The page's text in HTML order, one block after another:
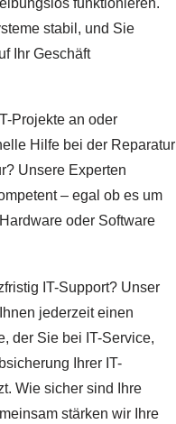
stabil, und Sie
Ihr Geschäft
Projekte an oder
Hilfe bei der Reparatur
Unsere Experten
– egal ob es um
oder Software
IT-Support? Unser
jederzeit einen
der Sie bei IT-Service,
Ihrer IT-
Wie sicher sind Ihre
stärken wir Ihre